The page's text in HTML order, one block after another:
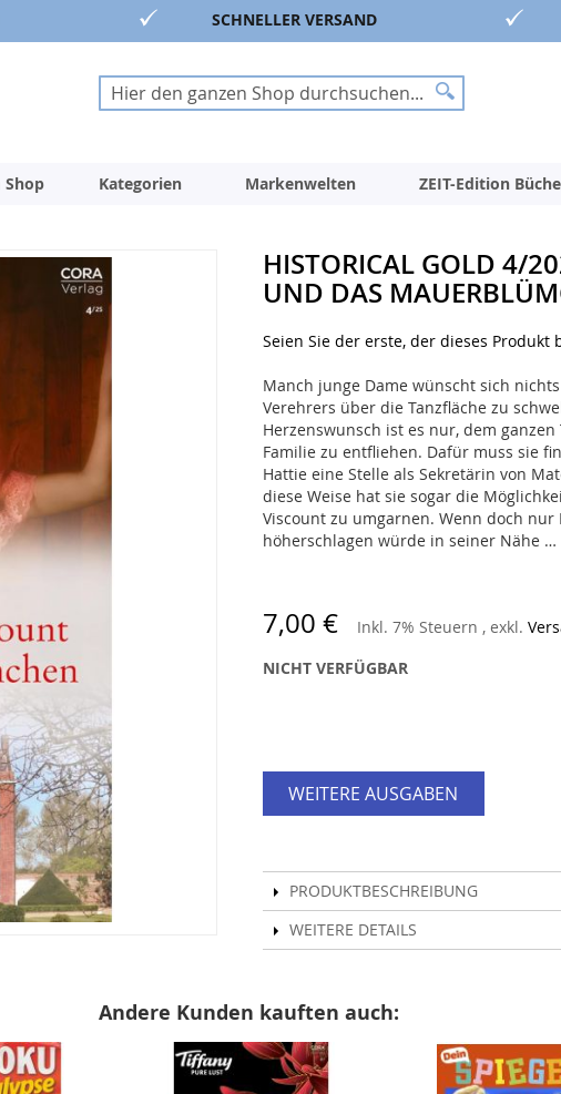
SCHNELLER VERSAND
Suche
Suche
Shop Kategorien Markenwelten ZEIT-Edition
HISTORICAL GOLD 4/
UND DAS
Seien Sie der erste, der dieses Produkt
Manch junge Dame wünscht sich
Verehrers über die Tanzfläche zu
Herzenswunsch ist es nur, dem
Familie zu entfliehen. Dafür muss sie
Hattie eine Stelle als Sekretärin von
diese Weise hat sie sogar die
Viscount zu umgarnen. Wenn doch
höherschlagen würde in seiner Nähe …
7,00 € Inkl. 7% Steuern , exkl.
NICHT VERFÜGBAR
WEITERE AUSGABEN
PRODUKTBESCHREIBUNG
WEITERE DETAILS
Andere Kunden kauften auch: